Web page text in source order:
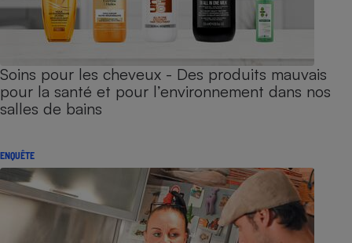
Soins pour les cheveux - Des produits mauvais
pour la santé et pour l’environnement dans nos
salles de bains
ENQUÊTE